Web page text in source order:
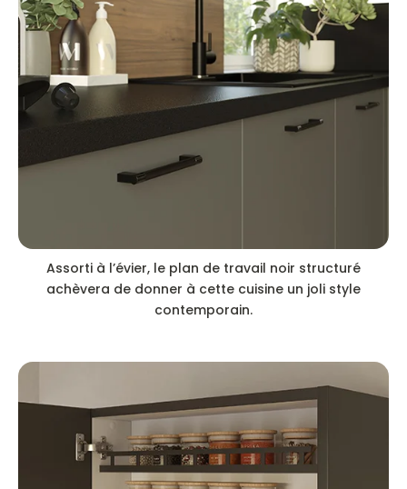
Assorti à l’évier, le plan de travail noir structuré
achèvera de donner à cette cuisine un joli style
contemporain.